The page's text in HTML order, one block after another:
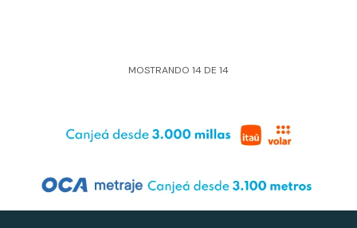
MOSTRANDO 14 DE 14